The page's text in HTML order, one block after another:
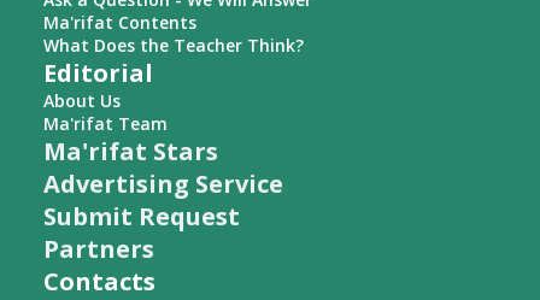
Ma'rifat Contents
What Does the Teacher Think?
Editorial
About Us
Ma'rifat Team
Ma'rifat Stars
Advertising Service
Submit Request
Partners
Contacts